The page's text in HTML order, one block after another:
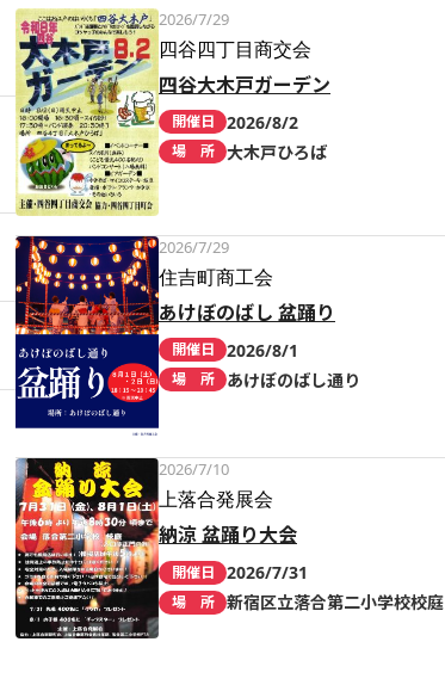
2026/7/29
四谷四丁目商交会
四谷大木戸ガーデン
開催日 2026/8/2
場 所 大木戸ひろば
2026/7/29
住吉町商工会
あけぼのばし 盆踊り
開催日 2026/8/1
場 所 あけぼのばし通り
2026/7/10
上落合発展会
納涼 盆踊り大会
開催日 2026/7/31
場 所 新宿区立落合第二小学校校庭